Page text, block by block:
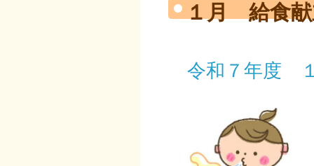
１月 給食
令和７年度